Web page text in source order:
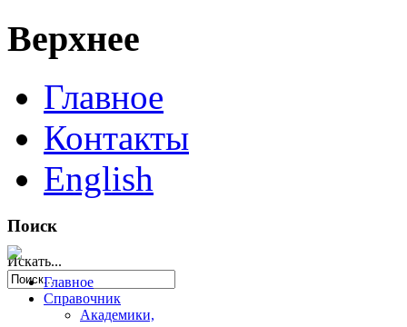
Верхнее
Главное
Контакты
English
Поиск
Искать...
Главное
Справочник
Академики,